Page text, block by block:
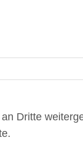
Dritte